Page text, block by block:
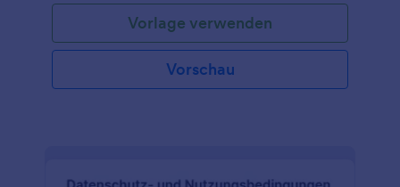
Vorlage verwenden
Vorschau